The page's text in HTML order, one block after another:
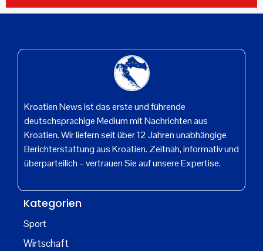
Kroatien News ist das erste und führende
deutschsprachige Medium mit Nachrichten aus
Kroatien. Wir liefern seit über 12 Jahren unabhängige
Berichterstattung aus Kroatien. Zeitnah, informativ und
überparteilich – vertrauen Sie auf unsere Expertise.
Kategorien
Sport
Wirtschaft